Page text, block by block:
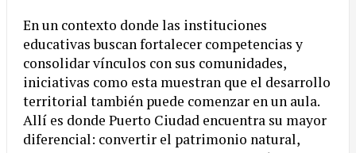
En un contexto donde las instituciones
educativas buscan fortalecer competencias y
consolidar vínculos con sus comunidades,
iniciativas como esta muestran que el desarrollo
territorial también puede comenzar en un aula.
Allí es donde Puerto Ciudad encuentra su mayor
diferencial: convertir el patrimonio natural,